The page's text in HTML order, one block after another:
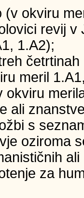
(v okviru
revij
1.A2);
meril
okviru
ali
s
oziroma
za